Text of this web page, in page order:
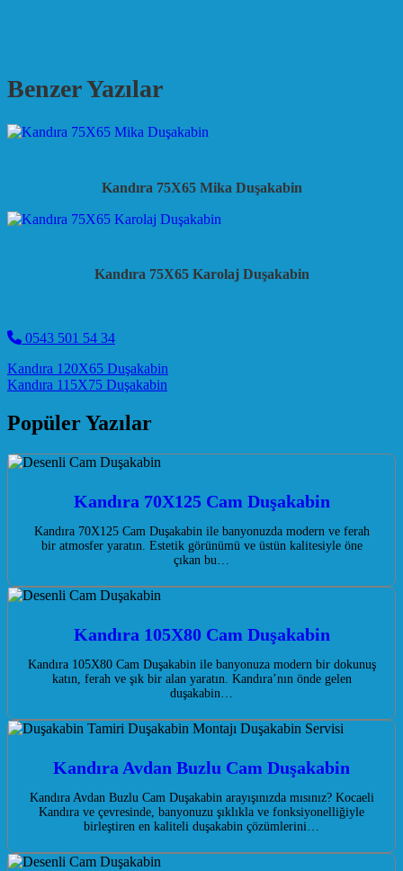
Benzer Yazılar
Kandıra 75X65 Mika Duşakabin
Kandıra 75X65 Karolaj Duşakabin
0543 501 54 34
Post navigation
Kandıra 120X65 Duşakabin
Kandıra 115X75 Duşakabin
Popüler Yazılar
Kandıra 70X125 Cam Duşakabin
Kandıra 70X125 Cam Duşakabin ile banyonuzda modern ve ferah
bir atmosfer yaratın. Estetik görünümü ve üstün kalitesiyle öne
çıkan bu…
Kandıra 105X80 Cam Duşakabin
Kandıra 105X80 Cam Duşakabin ile banyonuza modern bir dokunuş
katın, ferah ve şık bir alan yaratın. Kandıra’nın önde gelen
duşakabin…
Kandıra Avdan Buzlu Cam Duşakabin
Kandıra Avdan Buzlu Cam Duşakabin arayışınızda mısınız? Kocaeli
Kandıra ve çevresinde, banyonuzu şıklıkla ve fonksiyonelliğiyle
birleştiren en kaliteli duşakabin çözümlerini…